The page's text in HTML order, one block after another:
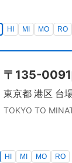
HI MI MO RO
〒 135-0091
東京都 港区 台
TOKYO TO
HI MI MO RO